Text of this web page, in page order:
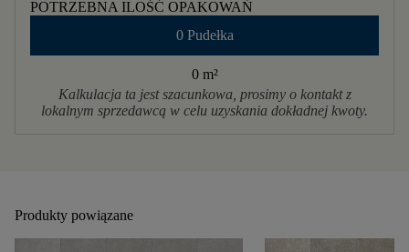
POTRZEBNA ILOŚĆ OPAKOWAŃ
0 Pudełka
0 m²
Kalkulacja ta jest szacunkowa, prosimy o kontakt z
lokalnym sprzedawcą w celu uzyskania dokładnej kwoty.
Produkty powiązane